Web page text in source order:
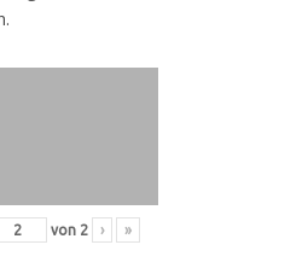
von 2 › »